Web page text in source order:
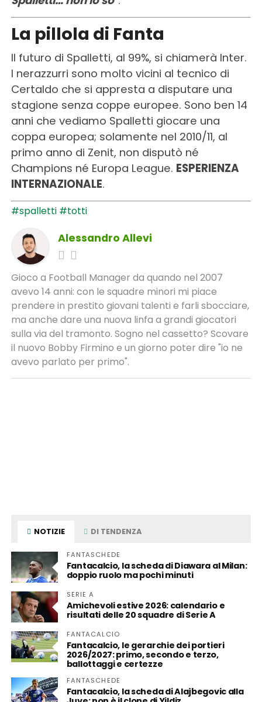
La pillola di Fanta
Il futuro di Spalletti, al 99%, si chiamerà Inter.
I nerazzurri sono molto vicini al tecnico di
Certaldo che si appresta a disputare una
stagione senza coppe europee. Sono ben 14
anni che vediamo Spalletti giocare una
coppa europea; solamente nel 2010/11, al
primo anno di Zenit, non disputò né
Champions né Europa League. ESPERIENZA
INTERNAZIONALE.
#spalletti #totti
Alessandro Allevi
Gioco a Football Manager da quando nel 2007
avevo 14 anni: con le squadre minori mi piace
prendere in prestito giovani talenti e farli sbocciare,
ma anche dare una nuova linfa a grandi giocatori
sulla via del tramonto. Sogno nel cassetto? Scovare
il nuovo Bobby Firmino e un giorno poter dire "io ne
avevo parlato per primo".
NOTIZIE DI TENDENZA
FANTASCHEDE
Fantacalcio, la scheda di Diawara al Milan:
doppio ruolo ma pochi minuti
SERIE A
Amichevoli estive 2026: calendario e
risultati delle 20 squadre di Serie A
FANTACALCIO
Fantacalcio, le gerarchie dei portieri
2026/2027: primo, secondo e terzo,
ballottaggi e certezze
FANTASCHEDE
Fantacalcio, la scheda di Alajbegovic alla